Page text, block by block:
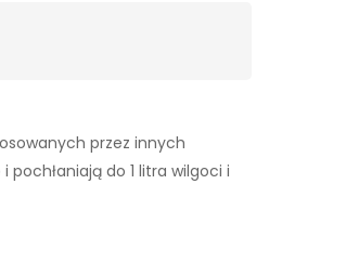
przez innych
do 1 litra wilgoci i